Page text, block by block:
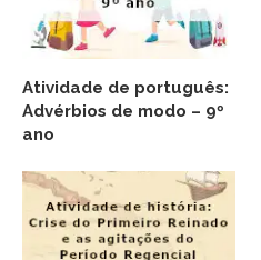
Atividade de português:
Advérbios de modo – 9º
ano